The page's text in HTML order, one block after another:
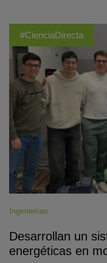
#CienciaDirecta
Ingenierías
Desarrollan un
energéticas en